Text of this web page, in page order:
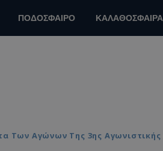
ΠΟΔΟΣΦΑΙΡΟ ΚΑΛΑΘΟΣΦΑΙΡΑ
Των Αγώνων Της 3ης